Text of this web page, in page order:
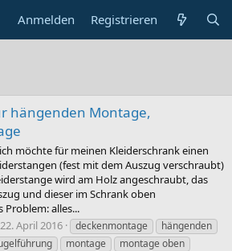
Anmelden Registrieren
hängenden Montage,
möchte für meinen Kleiderschrank einen
(fest mit dem Auszug verschraubt)
wird am Holz angeschraubt, das
und dieser im Schrank oben
Problem: alles...
22. April 2016 deckenmontage
hängenden
montage
montage oben